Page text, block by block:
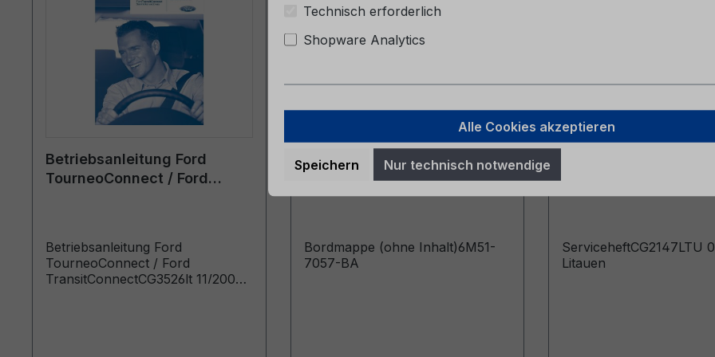
Betriebsanleitung Ford
TourneoConnect / Ford
Betriebsanleitung Ford
TourneoConnect / Ford
TransitConnectCG3526lt 11/2007
Bordmappe (ohne Inhalt)
6M51-7057-BA
Bordmappe (ohne Inhalt)6M51-
7057-BA
ServiceheftCG2147LTU
Litauen
Technisch erforderlich
Shopware Analytics
Alle Cookies akzeptieren
Speichern Nur technisch notwendige